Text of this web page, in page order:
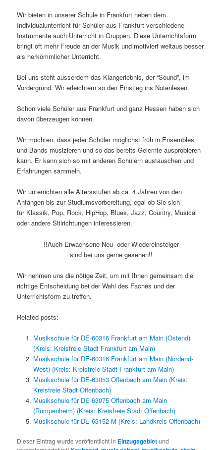
Wir bieten in unserer Schule in Frankfurt neben dem
Individualunterricht für Schüler aus Frankfurt verschiedene
Instrumente auch Unterricht in Gruppen. Diese Unterrichtsform
bringt oft mehr Freude an der Musik und motiviert weitaus besser
als herkömmlicher Unterricht.
Bei uns steht ausserdem das Klangerlebnis, der “Sound”, im
Vordergrund. Wir erleichtern so den Einstieg ins Notenlesen.
Schon viele Schüler aus Frankfurt und ganz Hessen haben sich
davon überzeugen können.
Wir möchten, dass jeder Schüler möglichst früh in Ensembles
und Bands musizieren und so das bereits Gelernte ausprobieren
kann. Er kann sich so mit anderen Schülern austauschen und
Erfahrungen sammeln.
Wir unterrichten alle Altersstufen ab ca. 4 Jahren von den
Anfängen bis zur Studiumsvorbereitung, egal ob Sie sich
für Klassik, Pop, Rock, HipHop, Blues, Jazz, Country, Musical
oder andere Stilrichtungen interessieren.
!!Auch Erwachsene Neu- oder Wiedereinsteiger
sind bei uns gerne gesehen!!
Wir nehmen uns die nötige Zeit, um mit Ihnen gemeinsam die
richtige Entscheidung bei der Wahl des Faches und der
Unterrichtsform zu treffen.
Related posts:
Musikschule für DE-60316 Frankfurt am Main (Ostend)
(Kreis: Kreisfreie Stadt Frankfurt am Main)
Musikschule für DE-60316 Frankfurt am Main (Nordend-
West) (Kreis: Kreisfreie Stadt Frankfurt am Main)
Musikschule für DE-63053 Offenbach am Main (Kreis:
Kreisfreie Stadt Offenbach)
Musikschule für DE-63075 Offenbach am Main
(Rumpenheim) (Kreis: Kreisfreie Stadt Offenbach)
Musikschule für DE-63152 M (Kreis: Landkreis Offenbach)
Dieser Eintrag wurde veröffentlicht in Einzugsgebietund